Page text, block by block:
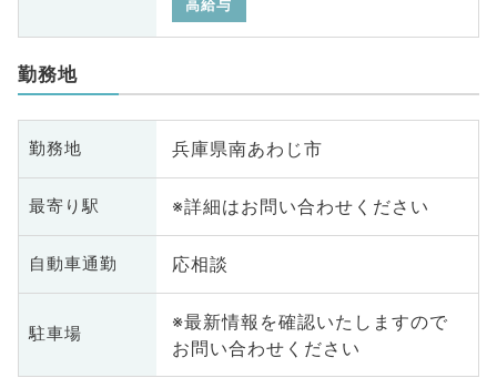
高給与
勤務地
勤務地 兵庫県南あわじ市
最寄り駅 ※詳細はお問い合わせください
自動車通勤 応相談
駐車場
※最新情報を確認いたしますので
お問い合わせください